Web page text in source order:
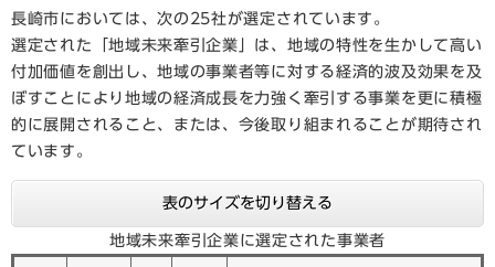
長崎市においては、次の25社が選定されています。
選定された「地域未来牽引企業」は、地域の特性を生かして高い
付加価値を創出し、地域の事業者等に対する経済的波及効果を及
ぼすことにより地域の経済成長を力強く牽引する事業を更に積極
的に展開されること、または、今後取り組まれることが期待され
ています。
表のサイズを切り替える
地域未来牽引企業に選定された事業者